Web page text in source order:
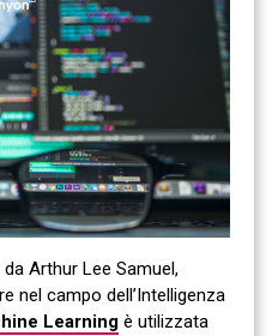
Arthur Lee Samuel,
nel campo dell’Intelligenza
Learning è utilizzata